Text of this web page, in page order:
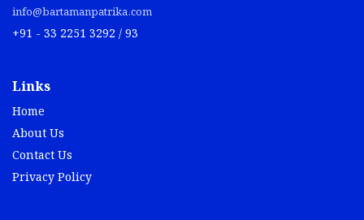
info@bartamanpatrika.com
+91 - 33 2251 3292 / 93
Links
Home
About Us
Contact Us
Privacy Policy